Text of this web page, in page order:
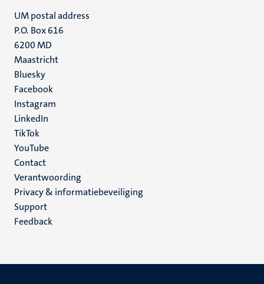
UM postal address
P.O. Box 616
6200 MD
Maastricht
Social
media
Bluesky
Facebook
Instagram
LinkedIn
TikTok
YouTube
Menu
footer
(NL)
Contact
Verantwoording
Privacy & informatiebeveiliging
Support
Feedback